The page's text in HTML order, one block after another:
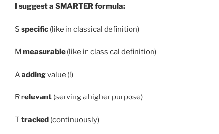
I suggest a SMARTER formula:
S specific (like in classical definition)
M measurable (like in classical definition)
Aaddingvalue (!)
Rrelevant (serving a higher purpose)
T tracked (continuously)